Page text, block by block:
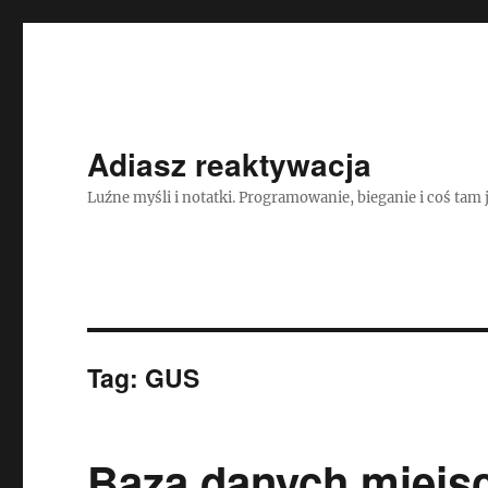
Adiasz reaktywacja
Luźne myśli i notatki. Programowanie, bieganie i coś tam
Tag: GUS